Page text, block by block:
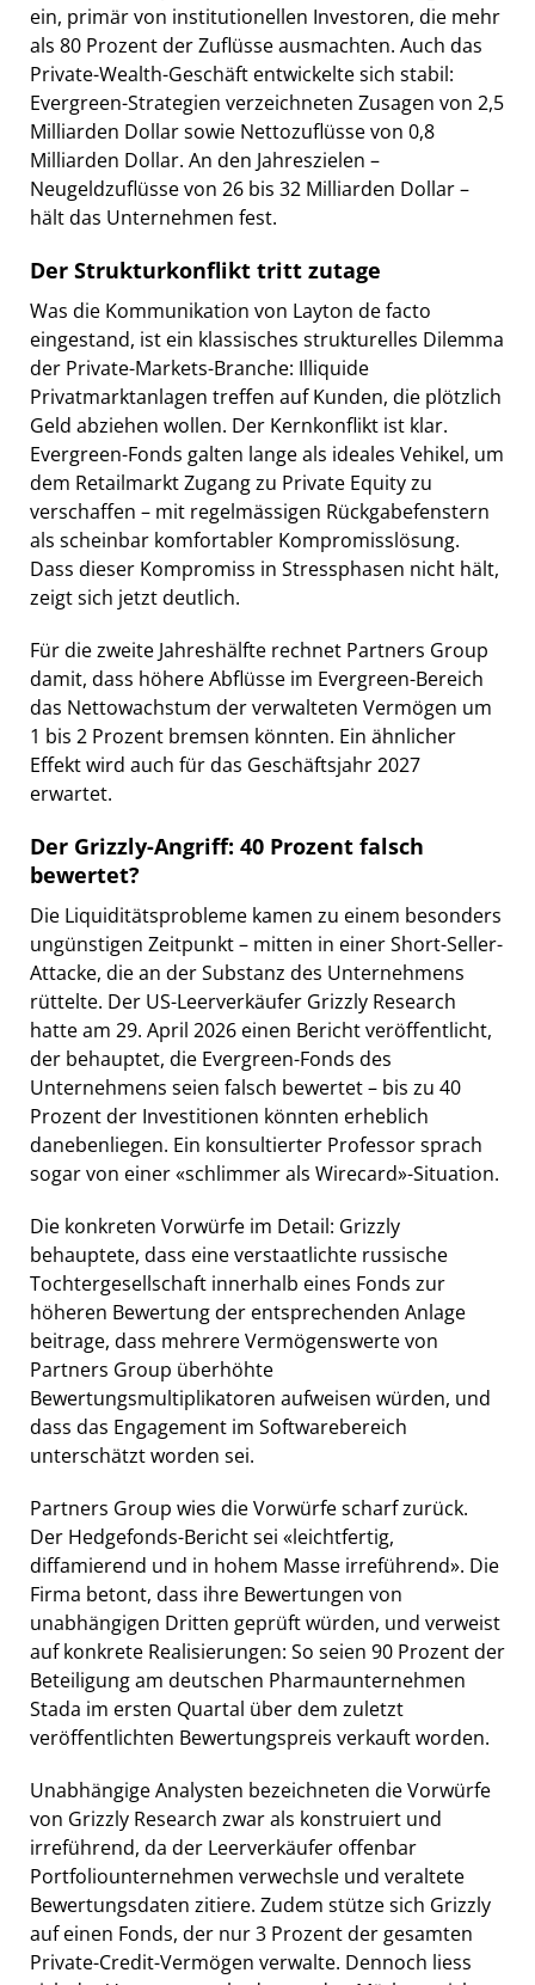
ein, primär von institutionellen Investoren, die mehr
als 80 Prozent der Zuflüsse ausmachten. Auch das
Private-Wealth-Geschäft entwickelte sich stabil:
Evergreen-Strategien verzeichneten Zusagen von 2,5
Milliarden Dollar sowie Nettozuflüsse von 0,8
Milliarden Dollar. An den Jahreszielen –
Neugeldzuflüsse von 26 bis 32 Milliarden Dollar –
hält das Unternehmen fest.
Der Strukturkonflikt tritt zutage
Was die Kommunikation von Layton de facto
eingestand, ist ein klassisches strukturelles Dilemma
der Private-Markets-Branche: Illiquide
Privatmarktanlagen treffen auf Kunden, die plötzlich
Geld abziehen wollen. Der Kernkonflikt ist klar.
Evergreen-Fonds galten lange als ideales Vehikel, um
dem Retailmarkt Zugang zu Private Equity zu
verschaffen – mit regelmässigen Rückgabefenstern
als scheinbar komfortabler Kompromisslösung.
Dass dieser Kompromiss in Stressphasen nicht hält,
zeigt sich jetzt deutlich.
Für die zweite Jahreshälfte rechnet Partners Group
damit, dass höhere Abflüsse im Evergreen-Bereich
das Nettowachstum der verwalteten Vermögen um
1 bis 2 Prozent bremsen könnten. Ein ähnlicher
Effekt wird auch für das Geschäftsjahr 2027
erwartet.
Der Grizzly-Angriff: 40 Prozent falsch
bewertet?
Die Liquiditätsprobleme kamen zu einem besonders
ungünstigen Zeitpunkt – mitten in einer Short-Seller-
Attacke, die an der Substanz des Unternehmens
rüttelte. Der US-Leerverkäufer Grizzly Research
hatte am 29. April 2026 einen Bericht veröffentlicht,
der behauptet, die Evergreen-Fonds des
Unternehmens seien falsch bewertet – bis zu 40
Prozent der Investitionen könnten erheblich
danebenliegen. Ein konsultierter Professor sprach
sogar von einer «schlimmer als Wirecard»-Situation.
Die konkreten Vorwürfe im Detail: Grizzly
behauptete, dass eine verstaatlichte russische
Tochtergesellschaft innerhalb eines Fonds zur
höheren Bewertung der entsprechenden Anlage
beitrage, dass mehrere Vermögenswerte von
Partners Group überhöhte
Bewertungsmultiplikatoren aufweisen würden, und
dass das Engagement im Softwarebereich
unterschätzt worden sei.
Partners Group wies die Vorwürfe scharf zurück.
Der Hedgefonds-Bericht sei «leichtfertig,
diffamierend und in hohem Masse irreführend». Die
Firma betont, dass ihre Bewertungen von
unabhängigen Dritten geprüft würden, und verweist
auf konkrete Realisierungen: So seien 90 Prozent der
Beteiligung am deutschen Pharmaunternehmen
Stada im ersten Quartal über dem zuletzt
veröffentlichten Bewertungspreis verkauft worden.
Unabhängige Analysten bezeichneten die Vorwürfe
von Grizzly Research zwar als konstruiert und
irreführend, da der Leerverkäufer offenbar
Portfoliounternehmen verwechsle und veraltete
Bewertungsdaten zitiere. Zudem stütze sich Grizzly
auf einen Fonds, der nur 3 Prozent der gesamten
Private-Credit-Vermögen verwalte. Dennoch liess